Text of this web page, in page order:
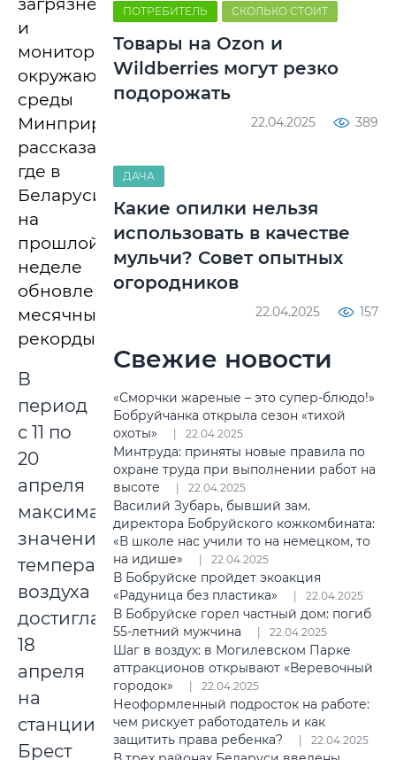
и
мониторингу
окружающей
среды
Минприроды
рассказали,
где в
Беларуси
на
прошлой
неделе
обновлены
месячные
рекорды.
В
период
с 11 по
20
апреля
максимального
значения
температура
воздуха
достигла
18
апреля
на
станции
Брест
ПОТРЕБИТЕЛЬ СКОЛЬКО СТОИТ
Товары на Ozon и
Wildberries могут резко
подорожать
22.04.2025 389
ДАЧА
Какие опилки нельзя
использовать в качестве
мульчи? Совет опытных
огородников
22.04.2025 157
Свежие новости
«Сморчки жареные – это супер-блюдо!»
Бобруйчанка открыла сезон «тихой
охоты»
22.04.2025
Минтруда: приняты новые правила по
охране труда при выполнении работ на
высоте
22.04.2025
Василий Зубарь, бывший зам.
директора Бобруйского кожкомбината:
«В школе нас учили то на немецком, то
на идише»
22.04.2025
В Бобруйске пройдет экоакция
«Радуница без пластика»
22.04.2025
В Бобруйске горел частный дом: погиб
55-летний мужчина
22.04.2025
Шаг в воздух: в Могилевском Парке
аттракционов открывают «Веревочный
городок»
22.04.2025
Неоформленный подросток на работе:
чем рискует работодатель и как
защитить права ребенка?
22.04.2025